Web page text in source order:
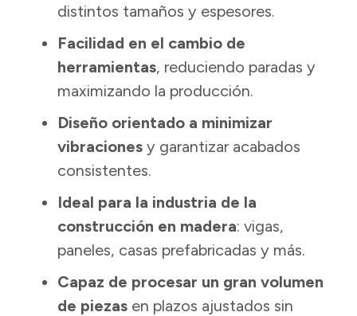
distintos tamaños y espesores.
Facilidad en el cambio de
herramientas, reduciendo paradas y
maximizando la producción.
Diseño orientado a minimizar
vibraciones y garantizar acabados
consistentes.
Ideal para la industria de la
construcción en madera: vigas,
paneles, casas prefabricadas y más.
Capaz de procesar un gran volumen
de piezas en plazos ajustados sin